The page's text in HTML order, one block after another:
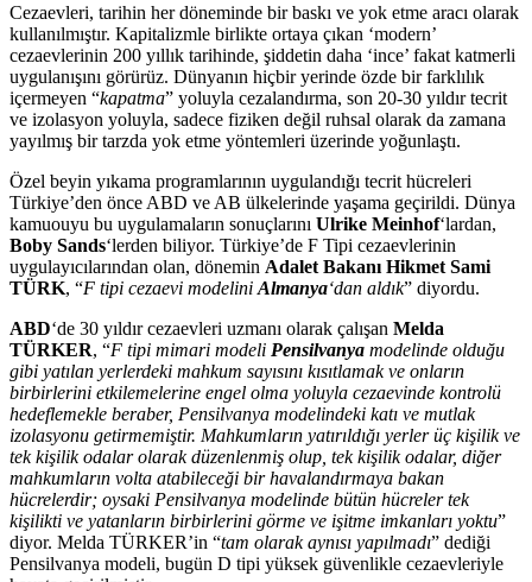
Cezaevleri, tarihin her döneminde bir baskı ve yok etme aracı olarak
kullanılmıştır. Kapitalizmle birlikte ortaya çıkan ‘modern’
cezaevlerinin 200 yıllık tarihinde, şiddetin daha ‘ince’ fakat katmerli
uygulanışını görürüz. Dünyanın hiçbir yerinde özde bir farklılık
içermeyen “kapatma” yoluyla cezalandırma, son 20-30 yıldır tecrit
ve izolasyon yoluyla, sadece fiziken değil ruhsal olarak da zamana
yayılmış bir tarzda yok etme yöntemleri üzerinde yoğunlaştı.
Özel beyin yıkama programlarının uygulandığı tecrit hücreleri
Türkiye’den önce ABD ve AB ülkelerinde yaşama geçirildi. Dünya
kamuouyu bu uygulamaların sonuçlarını Ulrike Meinhof‘lardan,
Boby Sands‘lerden biliyor. Türkiye’de F Tipi cezaevlerinin
uygulayıcılarından olan, dönemin Adalet Bakanı Hikmet Sami
TÜRK, “F tipi cezaevi modelini Almanya‘dan aldık” diyordu.
ABD‘de 30 yıldır cezaevleri uzmanı olarak çalışan Melda
TÜRKER, “F tipi mimari modeli Pensilvanya modelinde olduğu
gibi yatılan yerlerdeki mahkum sayısını kısıtlamak ve onların
birbirlerini etkilemelerine engel olma yoluyla cezaevinde kontrolü
hedeflemekle beraber, Pensilvanya modelindeki katı ve mutlak
izolasyonu getirmemiştir. Mahkumların yatırıldığı yerler üç kişilik ve
tek kişilik odalar olarak düzenlenmiş olup, tek kişilik odalar, diğer
mahkumların volta atabileceği bir havalandırmaya bakan
hücrelerdir; oysaki Pensilvanya modelinde bütün hücreler tek
kişilikti ve yatanların birbirlerini görme ve işitme imkanları yoktu”
diyor. Melda TÜRKER’in “tam olarak aynısı yapılmadı” dediği
Pensilvanya modeli, bugün D tipi yüksek güvenlikle cezaevleriyle